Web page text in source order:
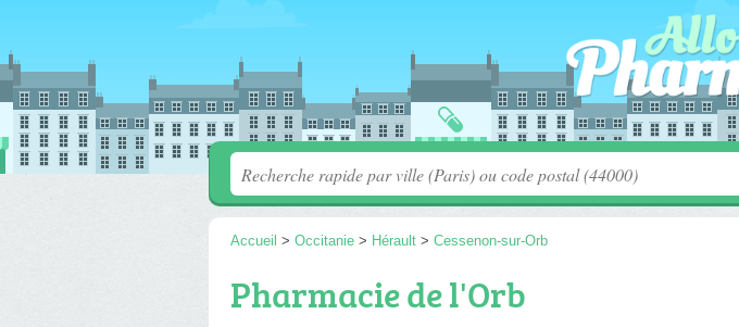
Accueil > Occitanie > Hérault > Cessenon-sur-Orb
Pharmacie de l'Orb